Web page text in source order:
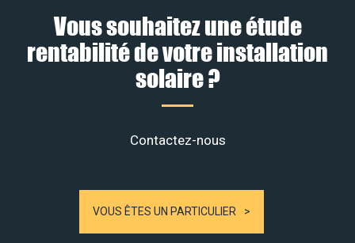
Vous souhaitez une étude
rentabilité de votre installation
solaire ?
Contactez-nous
VOUS ÊTES UN PARTICULIER